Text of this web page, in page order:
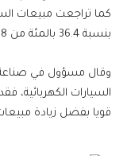
كما تراجعت مبيعات
بنسبة 36.4 بالمئة من 4238 وحدة إلى 2751 وحدة.
وقال مسؤول في صناعة
السيارات الكهربائية،
قويا بفضل زيادة